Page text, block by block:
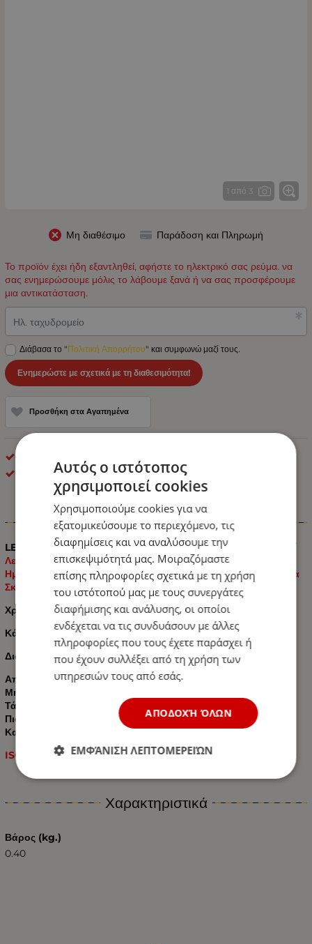
1 από 3
Μη διαθέσιμο Παράδοση και Πληρωμή
Το προϊόν έχει ήδη εξαντληθεί, αφήστε το ηλεκτρικό σας ρεύμα. να
σας ενημερώσουμε μόλις το λάβουμε ξανά ή να σας προσφέρουμε
μια αντικατάσταση.
Ηλ. ταχυδρομείο
Διάβασα το "Πολιτική Απορρήτου" και συμφωνώ μαζί τους.
Ενημερώστε με σχετικά με τη διαθεσιμότητα!
Προσθήκη στα Αγαπημένα
HORPOL
Πληροφορίες
LED ΌγκουЕ-Mark 12V / 24V IP68κατάλληλο για:
Λεωφορεία / Τροχόσπιτα / Ρυμουλκούμενα και
Ημιρυμουλκούμενα / Γεωργικά Μηχανήματα / Πλατφόρμες για
Σκάφη και Μοτοσικλέτες κτλ.
Χρώμα: Λευκό
Κάθετη ή Οριζόντια Τοποθέτηση
Διαστάσεις: 73mm x 33mm x 18mm
Απόσταση μεταξύ οπών στερέωσης: 58 mm
Μήκος καλωδίου: 20 cm
Τάση:
Πιστοποιητικό Е-Mark : E20
Κατηγορία προστασίας: IP66 / 68
ISO 9001:2008
Χαρακτηριστικά
Βάρος (kg.)
0.40
Αυτός ο ιστότοπος
χρησιμοποιεί cookies
Χρησιμοποιούμε cookies για να
εξατομικεύσουμε το περιεχόμενο, τις
διαφημίσεις και να αναλύσουμε την
επισκεψιμότητά μας. Μοιραζόμαστε
επίσης πληροφορίες σχετικά με τη χρήση
του ιστότοπού μας με τους συνεργάτες
διαφήμισης και ανάλυσης, οι οποίοι
ενδέχεται να τις συνδυάσουν με άλλες
πληροφορίες που τους έχετε παράσχει ή
που έχουν συλλέξει από τη χρήση των
υπηρεσιών τους από εσάς.
ΑΠΟΔΟΧΉ ΌΛΩΝ
ΕΜΦΆΝΙΣΗ ΛΕΠΤΟΜΕΡΕΙΏΝ